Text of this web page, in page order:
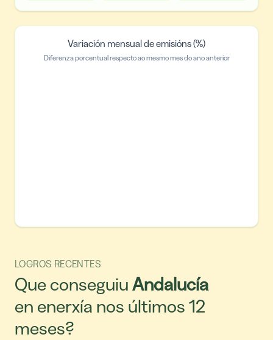
Variación mensual de emisións (%)
Diferenza porcentual respecto ao mesmo mes do ano anterior
LOGROS RECENTES
Que conseguiuAndalucía
en enerxía nos últimos 12
meses?